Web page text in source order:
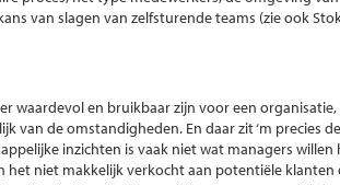
van slagen van zelfsturende teams (zie ook
waardevol en bruikbaar zijn voor een
van de omstandigheden. En daar zit ‘m precies
inzichten is vaak niet wat managers
het niet makkelijk verkocht aan potentiële klanten